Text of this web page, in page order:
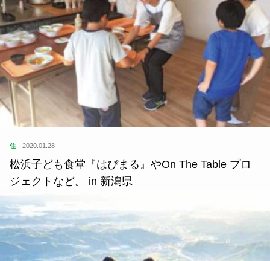
住 2020.01.28
松浜子ども食堂『はぴまる』やOn The Table プロ
ジェクトなど。 in 新潟県